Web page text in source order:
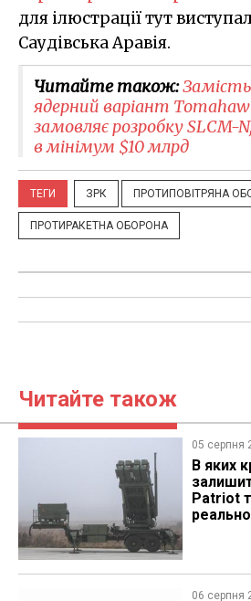
для ілюстрації тут
Саудівська Аравія.
Читайте також:
ядерний варіант
замовляє розробку SLCM-
в мінімум $10 млрд
ТЕГИ ЗРК ПРОТИПОВІТРЯНА
ПРОТИРАКЕТНА ОБОРОНА
Читайте також
05 серпня
В яких
Patriot
06 серпня